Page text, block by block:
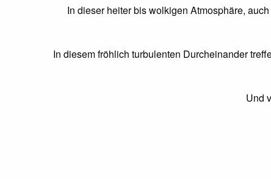
In dieser heiter bis wolkigen Atmosphäre,
In diesem fröhlich turbulenten Durcheinander
Und